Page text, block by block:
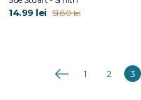
14.99 lei 51.80 lei
Anterioara
1 2 3